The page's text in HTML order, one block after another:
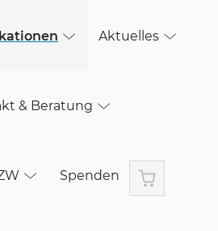
Aktuelles
& Beratung
Spenden Warenkorb